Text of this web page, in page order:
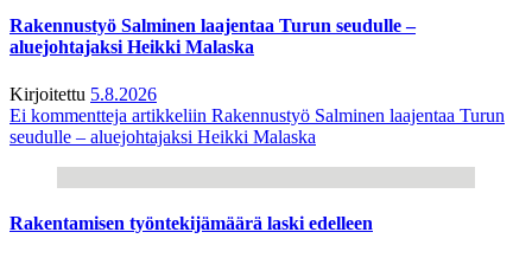
Rakennustyö Salminen laajentaa Turun seudulle –
aluejohtajaksi Heikki Malaska
Kirjoitettu 5.8.2026
Ei kommentteja artikkeliin Rakennustyö Salminen laajentaa Turun
seudulle – aluejohtajaksi Heikki Malaska
Rakentamisen työntekijämäärä laski edelleen